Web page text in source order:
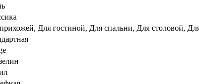
Для гостиной, Для спальни, Для столовой,